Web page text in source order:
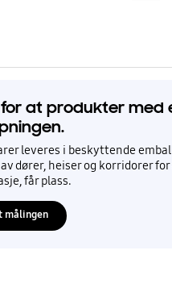
at produkter med
leveres i beskyttende
dører, heiser og korridorer
får plass.
målingen